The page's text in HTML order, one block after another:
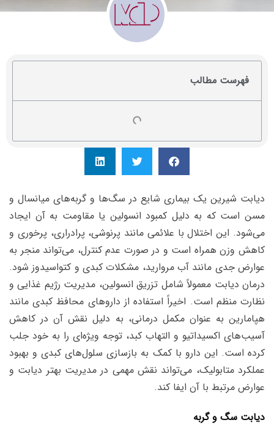
فهرست مطالب
دیابت شیرین یک بیماری شایع در سگ‌ها و گربه‌های میانسال و
مسن است که به دلیل کمبود انسولین یا مقاومت به آن ایجاد
می‌شود. این اختلال با علائمی مانند پرنوشی، پرادراری، پرخوری و
کاهش وزن همراه است و در صورت عدم کنترل، می‌تواند منجر به
عوارض جدی مانند آب مروارید، مشکلات کبدی و کتواسیدوز شود.
درمان دیابت معمولاً شامل تزریق انسولین، مدیریت رژیم غذایی و
نظارت منظم است. اخیراً استفاده از داروهای محافظ کبدی مانند
هپامارین به عنوان مکمل درمانی، به دلیل نقش آن در کاهش
آسیب‌های اکسیداتیو و التهاب کبد، توجه ویژه‌ای را به خود جلب
کرده است. این دارو با کمک به بازسازی سلول‌های کبدی و بهبود
عملکرد متابولیک، می‌تواند نقش مهمی در مدیریت بهتر دیابت و
عوارض مرتبط با آن ایفا کند.
دیابت سگ و گربه